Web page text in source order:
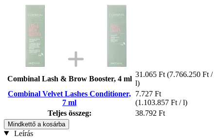
Combinal Lash & Brow Booster, 4 ml
31.065 Ft (7.766.250 Ft /
l)
Combinal Velvet Lashes Conditioner,
7 ml
7.727 Ft
(1.103.857 Ft / l)
Teljes összeg:
38.792 Ft
Mindkettő a kosárba
Leírás